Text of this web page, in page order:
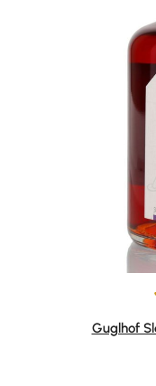
Durchschnittliche
Guglhof